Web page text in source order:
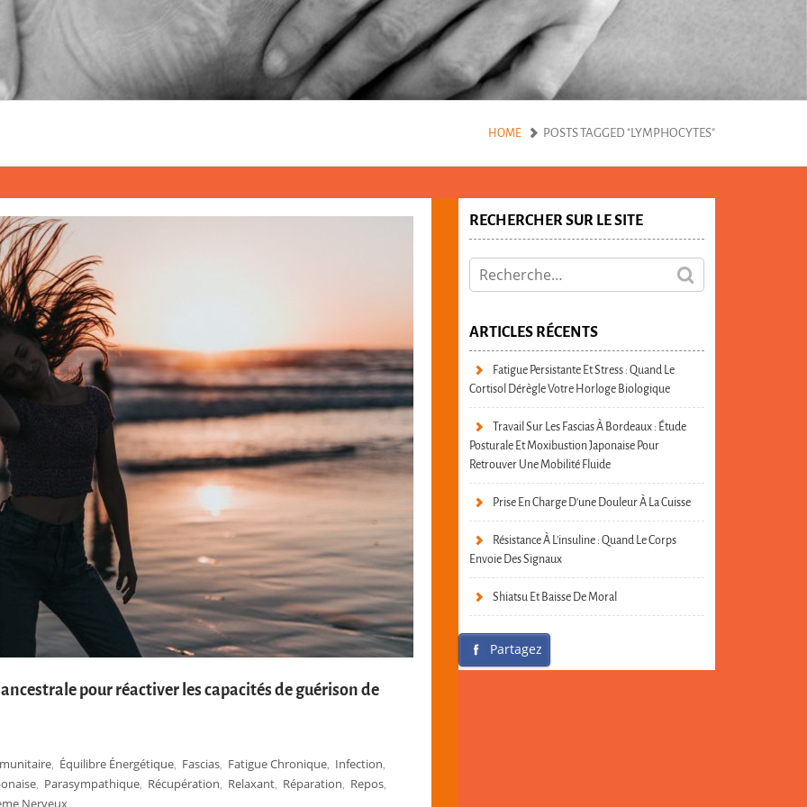
HOME POSTS TAGGED "LYMPHOCYTES"
pour réactiver les capacités de guérison de
Équilibre Énergétique Fascias Fatigue Chronique Infection
Parasympathique Récupération Relaxant Réparation Repos
Nerveux
RECHERCHER SUR LE SITE
ARTICLES RÉCENTS
Fatigue Persistante Et Stress : Quand Le
Cortisol Dérègle Votre Horloge Biologique
Travail Sur Les Fascias À Bordeaux : Étude
Posturale Et Moxibustion Japonaise Pour
Retrouver Une Mobilité Fluide
Prise En Charge D’une Douleur À La Cuisse
Résistance À L’insuline : Quand Le Corps
Envoie Des Signaux
Shiatsu Et Baisse De Moral
Partagez